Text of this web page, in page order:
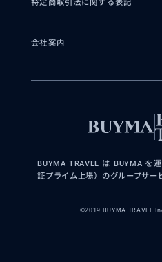
特定商取引法に関する表記
会社案内
BUYMA TRAVEL は BUYMA を
証プライム上場）のグループサー
©2019 BUYMA TRAVEL